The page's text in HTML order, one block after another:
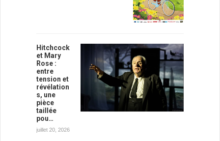
Hitchcock
et Mary
Rose :
entre
tension et
révélation
s, une
pièce
taillée
pou…
juillet 20, 2026